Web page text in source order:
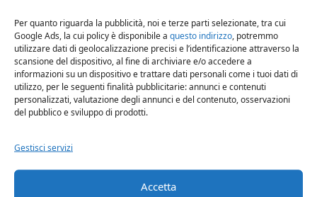
Per quanto riguarda la pubblicità, noi e terze parti selezionate, tra cui
Google Ads, la cui policy è disponibile a questo indirizzo, potremmo
utilizzare dati di geolocalizzazione precisi e l’identificazione attraverso la
scansione del dispositivo, al fine di archiviare e/o accedere a
informazioni su un dispositivo e trattare dati personali come i tuoi dati di
utilizzo, per le seguenti finalità pubblicitarie: annunci e contenuti
personalizzati, valutazione degli annunci e del contenuto, osservazioni
del pubblico e sviluppo di prodotti.
Gestisci servizi
Accetta
Parlux 385 Powerlight
Parlux Advance Light
Parlux Alyon
Parlux Superturbo 2000